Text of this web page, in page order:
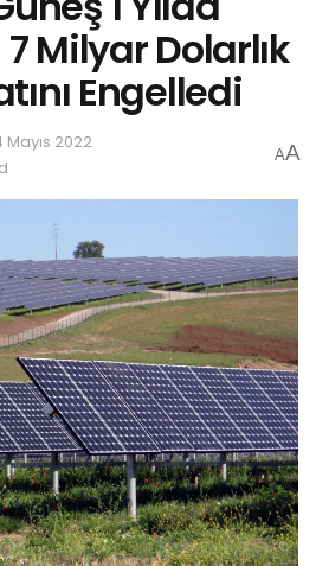
Milyar Dolarlık
Engelledi
Mayıs 2022
AA